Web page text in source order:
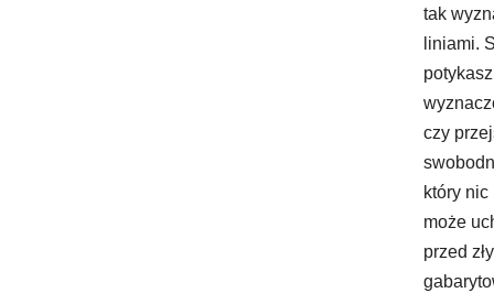
tak
liniami.
czy
który
może
przed